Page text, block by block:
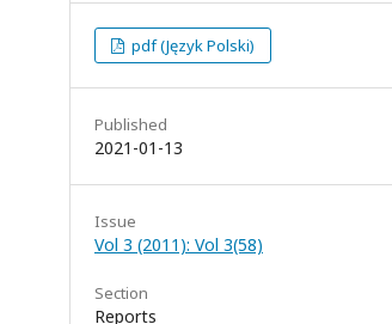
pdf (Język Polski)
Published
2021-01-13
Issue
Vol 3 (2011): Vol 3(58)
Section
Reports